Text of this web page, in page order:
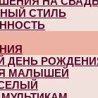
СТИЛЬ
ДЕНЬ
МАЛЫШЕЙ